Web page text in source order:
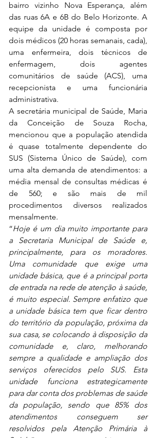
bairro vizinho Nova Esperança, além
das ruas 6A e 6B do Belo Horizonte. A
equipe da unidade é composta por
dois médicos (20 horas semanais, cada),
uma enfermeira, dois técnicos de
enfermagem, dois agentes
comunitários de saúde (ACS), uma
recepcionista e uma funcionária
administrativa.
A secretária municipal de Saúde, Maria
da Conceição de Souza Rocha,
mencionou que a população atendida
é quase totalmente dependente do
SUS (Sistema Único de Saúde), com
uma alta demanda de atendimentos: a
média mensal de consultas médicas é
de 560; e são mais de mil
procedimentos diversos realizados
mensalmente.
“Hoje é um dia muito importante para
a Secretaria Municipal de Saúde e,
principalmente, para os moradores.
Uma comunidade que exige uma
unidade básica, que é a principal porta
de entrada na rede de atenção à saúde,
é muito especial. Sempre enfatizo que
a unidade básica tem que ficar dentro
do território da população, próxima da
sua casa, se colocando à disposição da
comunidade e, claro, melhorando
sempre a qualidade e ampliação dos
serviços oferecidos pelo SUS. Esta
unidade funciona estrategicamente
para dar conta dos problemas de saúde
da população, sendo que 85% dos
atendimentos conseguem ser
resolvidos pela Atenção Primária à